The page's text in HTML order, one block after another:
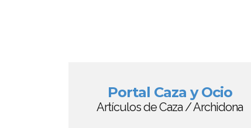
Portal Caza y Ocio
Artículos de Caza / Archidona